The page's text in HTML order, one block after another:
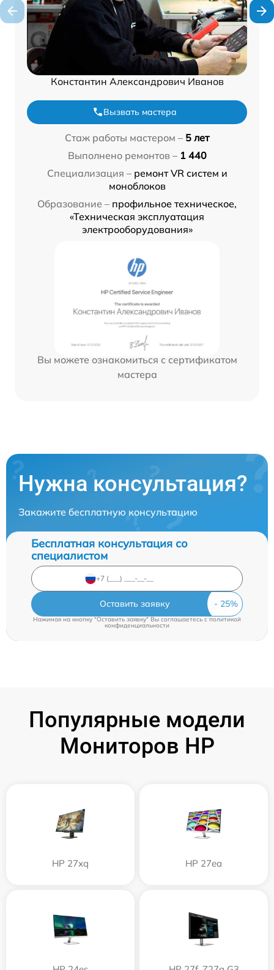
Константин Александрович Иванов
Вызвать мастера
Стаж работы мастером – 5 лет
Выполнено ремонтов – 1 440
Специализация – ремонт VR систем и
моноблоков
Образование – профильное техническое,
«Техническая эксплуатация
электрооборудования»
Вы можете ознакомиться с сертификатом
мастера
Нужна консультация?
Закажите бесплатную консультацию
Бесплатная консультация со
специалистом
Оставить заявку
Нажимая на кнопку "Оставить заявку" Вы соглашаетесь cполитикой
конфиденциальности
Популярные модели
Мониторов HP
HP 27xq HP 27ea